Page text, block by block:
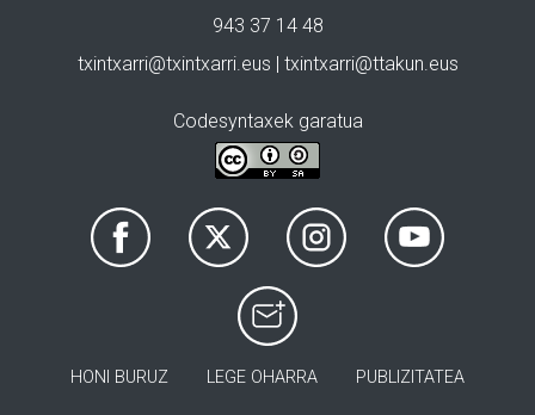
943 37 14 48
txintxarri@txintxarri.eus | txintxarri@ttakun.eus
Codesyntaxek garatua
HONI BURUZ LEGE OHARRA PUBLIZITATEA